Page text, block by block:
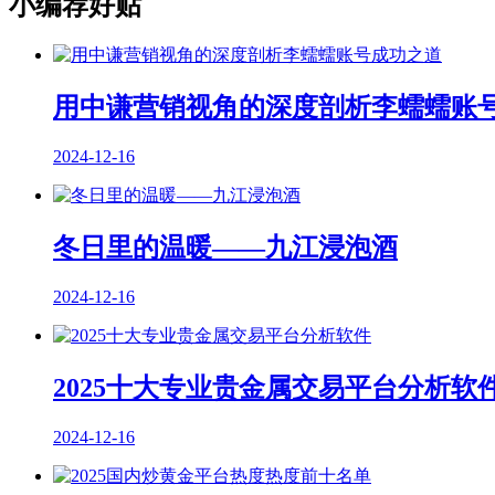
用中谦营销视角的深度剖析李蠕蠕账
2024-12-16
冬日里的温暖——九江浸泡酒
2024-12-16
2025十大专业贵金属交易平台分析软
2024-12-16